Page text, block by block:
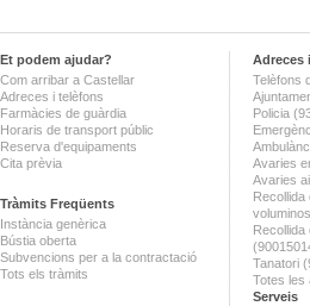
Et podem ajudar?
Com arribar a Castellar
Adreces i telèfons
Farmàcies de guàrdia
Horaris de transport públic
Reserva d'equipaments
Cita prèvia
Tràmits Freqüents
Instància genèrica
Bústia oberta
Subvencions per a la contractació
Tots els tràmits
Adreces
Telèfons
Policia
Avaries
Avaries
Recollida
Recollida
Tanatori
Totes les
Serveis